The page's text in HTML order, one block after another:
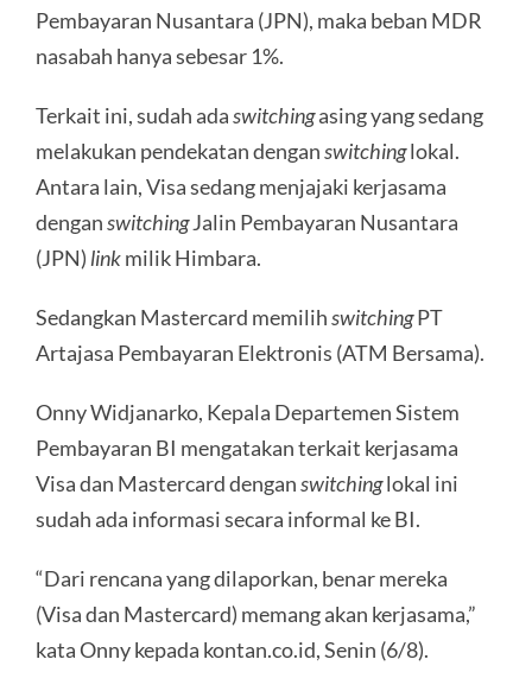
Pembayaran Nusantara (JPN), maka beban MDR
nasabah hanya sebesar 1%.
Terkait ini, sudah adaswitchingasing yang sedang
melakukan pendekatan denganswitchinglokal.
Antara lain, Visa sedang menjajaki kerjasama
denganswitchingJalin Pembayaran Nusantara
(JPN) linkmilik Himbara.
Sedangkan Mastercard memilihswitchingPT
Artajasa Pembayaran Elektronis (ATM Bersama).
Onny Widjanarko, Kepala Departemen Sistem
Pembayaran BI mengatakan terkait kerjasama
Visa dan Mastercard denganswitchinglokal ini
sudah ada informasi secara informal ke BI.
“Dari rencana yang dilaporkan, benar mereka
(Visa dan Mastercard) memang akan kerjasama,”
kata Onny kepada kontan.co.id, Senin (6/8).